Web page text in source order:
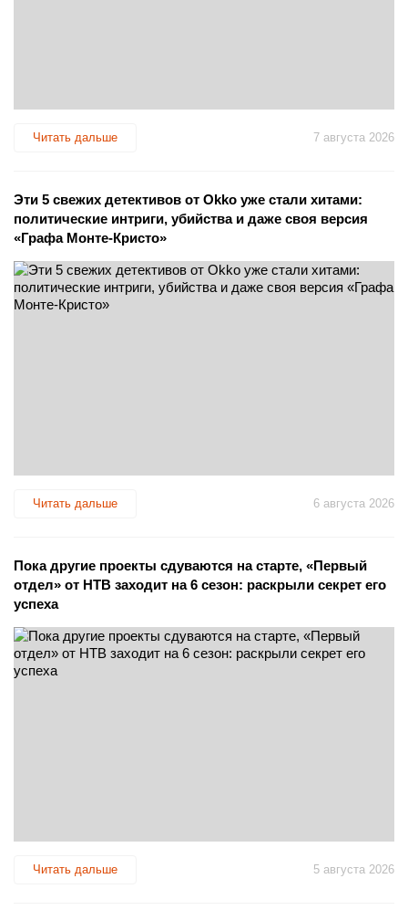
Читать дальше 7 августа 2026
Эти 5 свежих детективов от Okko уже стали хитами:
политические интриги, убийства и даже своя версия
«Графа Монте-Кристо»
Читать дальше 6 августа 2026
Пока другие проекты сдуваются на старте, «Первый
отдел» от НТВ заходит на 6 сезон: раскрыли секрет его
успеха
Читать дальше 5 августа 2026